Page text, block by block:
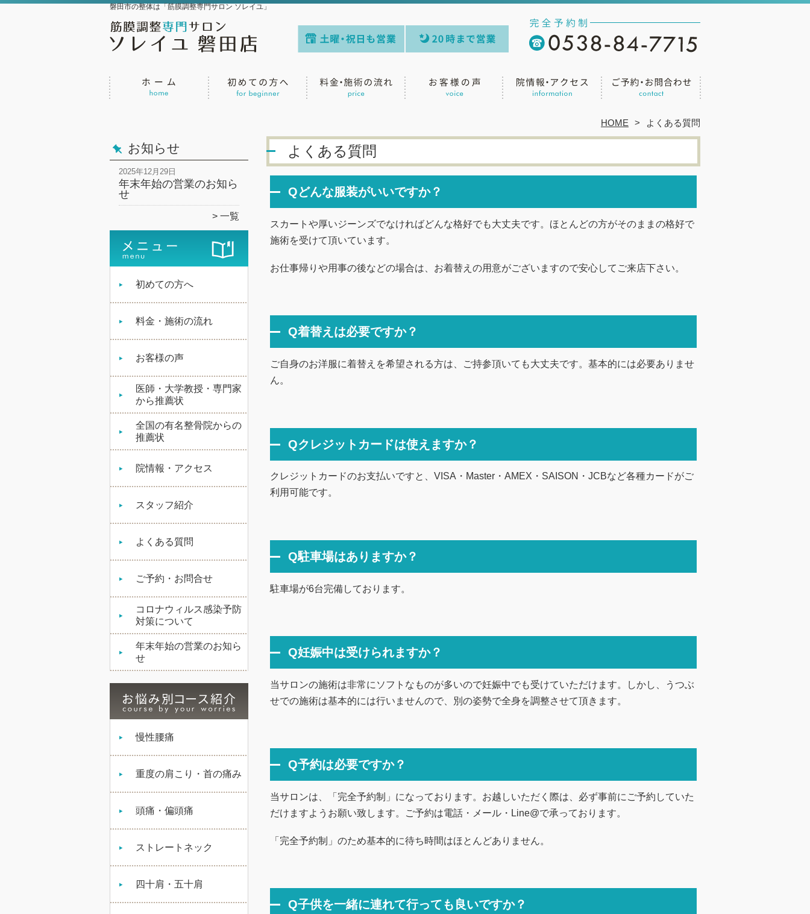
磐田市の整体は「筋膜調整専門サロン ソレイユ」
HOME よくある質問
お知らせ
2025年12月29日
年末年始の営業のお知ら
せ
一覧
初めての方へ
料金・施術の流れ
お客様の声
医師・大学教授・専門家
から推薦状
全国の有名整骨院からの
推薦状
院情報・アクセス
スタッフ紹介
よくある質問
ご予約・お問合せ
コロナウィルス感染予防
対策について
年末年始の営業のお知ら
せ
慢性腰痛
重度の肩こり・首の痛み
頭痛・偏頭痛
ストレートネック
四十肩・五十肩
よくある質問
Qどんな服装がいいですか？
スカートや厚いジーンズでなければどんな格好でも大丈夫です。ほとんどの方がそのままの格好で
施術を受けて頂いています。
お仕事帰りや用事の後などの場合は、お着替えの用意がございますので安心してご来店下さい。
Q着替えは必要ですか？
ご自身のお洋服に着替えを希望される方は、ご持参頂いても大丈夫です。基本的には必要ありませ
ん。
Qクレジットカードは使えますか？
クレジットカードのお支払いですと、VISA・Master・AMEX・SAISON・JCBなど各種カードがご
利用可能です。
Q駐車場はありますか？
駐車場が6台完備しております。
Q妊娠中は受けられますか？
当サロンの施術は非常にソフトなものが多いので妊娠中でも受けていただけます。しかし、うつぶ
せでの施術は基本的には行いませんので、別の姿勢で全身を調整させて頂きます。
Q予約は必要ですか？
当サロンは、「完全予約制」になっております。お越しいただく際は、必ず事前にご予約していた
だけますようお願い致します。ご予約は電話・メール・Line@で承っております。
「完全予約制」のため基本的に待ち時間はほとんどありません。
Q子供を一緒に連れて行っても良いですか？